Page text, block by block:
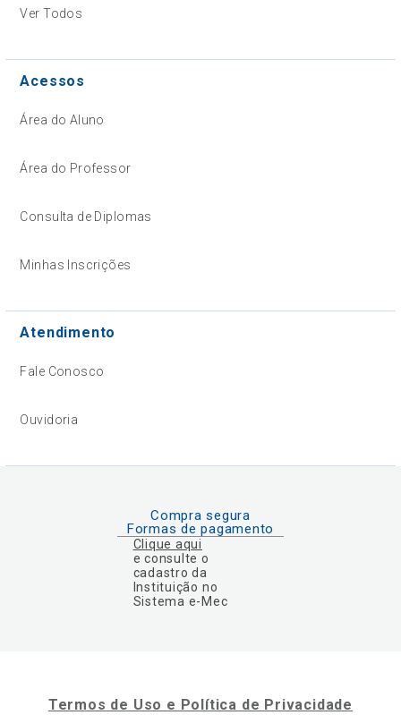
Ver Todos
Acessos
Área do Aluno
Área do Professor
Consulta de Diplomas
Minhas Inscrições
Atendimento
Fale Conosco
Ouvidoria
Compra segura
Formas de pagamento
Clique aqui
e consulte o
cadastro da
Instituição no
Sistema e-Mec
Termos de Uso e Política de Privacidade